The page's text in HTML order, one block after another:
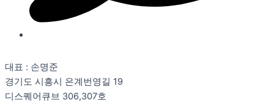
대표 : 손명준
경기도 시흥시 은계번영길 19
디스퀘어큐브 306,307호